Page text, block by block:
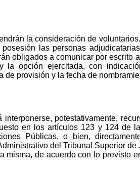
la consideración de
las personas
obligados a comunicar por escrito
opción ejercitada, con
de provisión y la fecha de
potestativamente,
en los artículos 123 y 124 de
Públicas, o bien,
del Tribunal Superior de
de acuerdo con lo previsto